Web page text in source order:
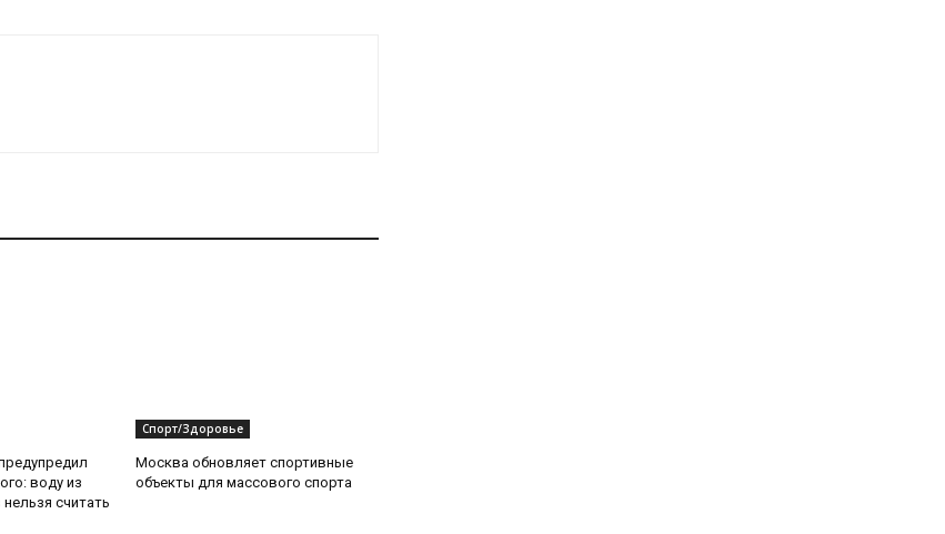
воду из
считать
Спорт/Здоровье
Москва обновляет спортивные
объекты для массового спорта